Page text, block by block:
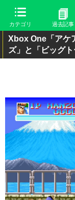
カテゴリ 過去記事
Xbox One「アケ
ズ」と「ビッグ